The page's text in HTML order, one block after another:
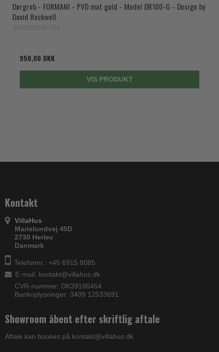
Dørgreb - FORMANI - PVD mat guld - Model DR100-G - Design by
David Rockwell
950,00 DKK
VIS PRODUKT
Kontakt
VillaHus
Marielundvej 45D
2730 Herlev
Danmark
Telefonnr.: +45 6915 8085
E-mail: kontakt@villahus.dk
CVR-nummer: DK39186454
Bankoplysninger: 3409 12533691
Showroom åbent efter skriftlig aftale
Aftale kan bookes på kontakt@villahus.dk